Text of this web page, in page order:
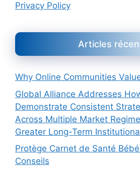
Privacy Policy
Articles
Why Online Communities
Global Alliance Addresses
Demonstrate Consistent
Across Multiple Market
Greater Long-Term
Protège Carnet de Santé
Conseils